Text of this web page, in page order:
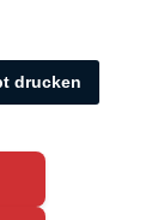
drucken